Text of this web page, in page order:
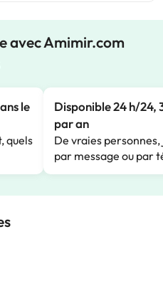
avec Amimir.com
le
quels
Disponible 24 h/24,
par an
De vraies
par message ou par